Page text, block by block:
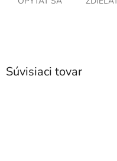
Súvisiaci tovar